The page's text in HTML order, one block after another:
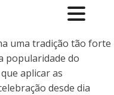
uma tradição tão forte
popularidade do
aplicar as
desde dia